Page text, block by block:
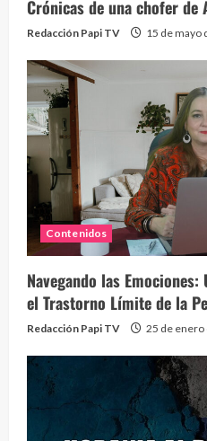
Crónicas de una chofer de
Redacción Papi TV 15 de mayo
Contenidos
Navegando las
el Trastorno Límite de la
Redacción Papi TV 25 de enero